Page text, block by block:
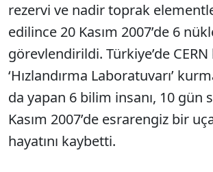
rezervi ve nadir toprak
edilince 20 Kasım 2007’de 6
görevlendirildi. Türkiye’de
‘Hızlandırma Laboratuvarı’
da yapan 6 bilim insanı, 10 gün
Kasım 2007’de esrarengiz bir
hayatını kaybetti.